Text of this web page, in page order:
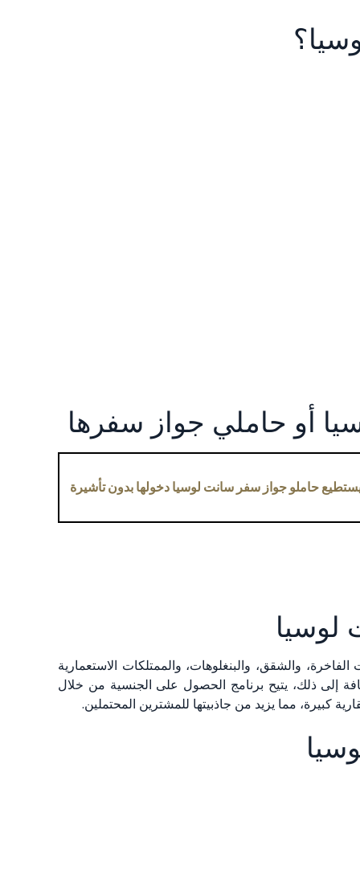
أو حاملي جواز سفرها
حاملو جواز سفر سانت لوسيا دخولها بدون تأشيرة
والشقق، والبنغلوهات، والممتلكات الاستعمارية
إلى ذلك، يتيح برنامج الحصول على الجنسية من خلال